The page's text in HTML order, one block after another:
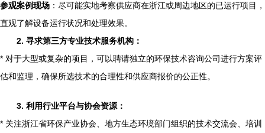
参观案例现场 ：尽可能实地考察供应商在浙江或周边地区的已运行项目，
直观了解设备运行状况和处理效果。
2. 寻求第三方专业技术服务机构：
* 对于大型或复杂的项目，可以聘请独立的环保技术咨询公司进行方案评
估和监理，确保所选技术的合理性和供应商报价的公正性。
3. 利用行业平台与协会资源：
* 关注浙江省环保产业协会、地方生态环境部门组织的技术交流会、培训